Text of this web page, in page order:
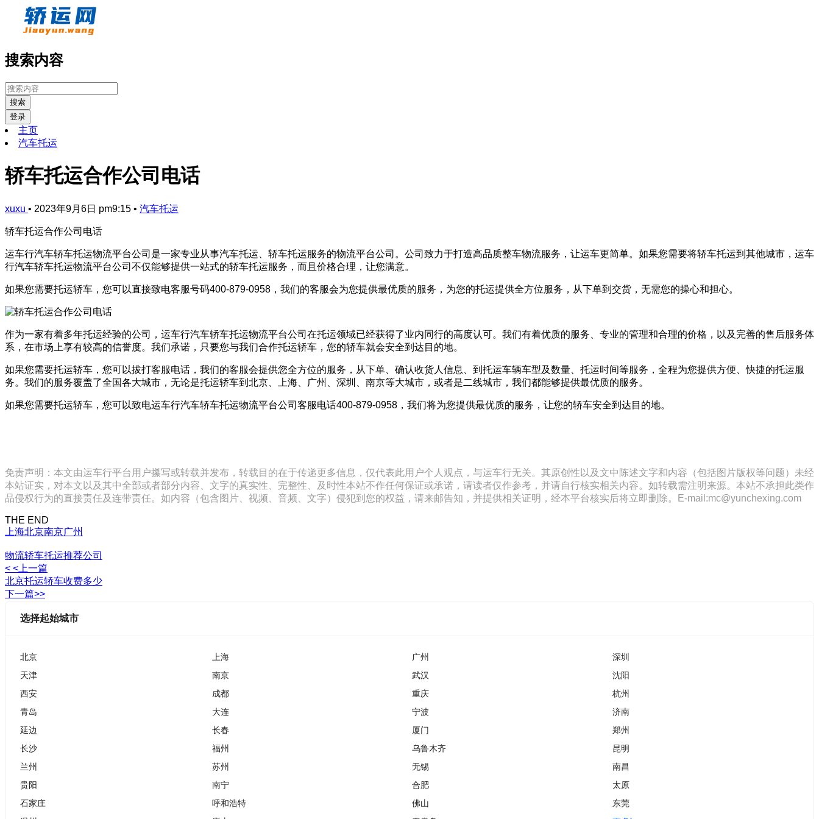
搜索内容
搜索
登录
主页
汽车托运
轿车托运合作公司电话
xuxu • 2023年9月6日 pm9:15 • 汽车托运
轿车托运合作公司电话
运车行汽车轿车托运物流平台公司是一家专业从事汽车托运、轿车托运服务的物流平台公司。公司致力于打造高品质整车物流服务，让运车更简单。如果您需要将轿车托运到其他城市，运车
行汽车轿车托运物流平台公司不仅能够提供一站式的轿车托运服务，而且价格合理，让您满意。
如果您需要托运轿车，您可以直接致电客服号码400-879-0958，我们的客服会为您提供最优质的服务，为您的托运提供全方位服务，从下单到交货，无需您的操心和担心。
作为一家有着多年托运经验的公司，运车行汽车轿车托运物流平台公司在托运领域已经获得了业内同行的高度认可。我们有着优质的服务、专业的管理和合理的价格，以及完善的售后服务体
系，在市场上享有较高的信誉度。我们承诺，只要您与我们合作托运轿车，您的轿车就会安全到达目的地。
如果您需要托运轿车，您可以拔打客服电话，我们的客服会提供您全方位的服务，从下单、确认收货人信息、到托运车辆车型及数量、托运时间等服务，全程为您提供方便、快捷的托运服
务。我们的服务覆盖了全国各大城市，无论是托运轿车到北京、上海、广州、深圳、南京等大城市，或者是二线城市，我们都能够提供最优质的服务。
如果您需要托运轿车，您可以致电运车行汽车轿车托运物流平台公司客服电话400-879-0958，我们将为您提供最优质的服务，让您的轿车安全到达目的地。
免责声明：本文由运车行平台用户攥写或转载并发布，转载目的在于传递更多信息，仅代表此用户个人观点，与运车行无关。其原创性以及文中陈述文字和内容（包括图片版权等问题）未经
本站证实，对本文以及其中全部或者部分内容、文字的真实性、完整性、及时性本站不作任何保证或承诺，请读者仅作参考，并请自行核实相关内容。如转载需注明来源。本站不承担此类作
品侵权行为的直接责任及连带责任。如内容（包含图片、视频、音频、文字）侵犯到您的权益，请来邮告知，并提供相关证明，经本平台核实后将立即删除。E-mail:mc@yunchexing.com
THE END
上海北京南京广州
物流轿车托运推荐公司
< <上一篇
北京托运轿车收费多少
下一篇>>
选择起始城市
北京 上海 广州
深圳
天津
南京 武汉
沈阳
西安
成都 重庆
杭州
青岛
大连 宁波
济南
延边
长春 厦门
郑州
长沙
福州 乌鲁木齐
昆明
兰州
苏州 无锡
南昌
贵阳
南宁 合肥
太原
石家庄
呼和浩特 佛山
东莞